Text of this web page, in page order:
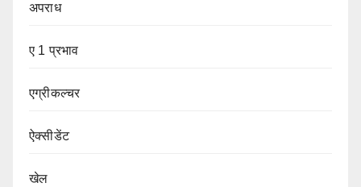
अपराध
ए 1 प्रभाव
एग्रीकल्चर
ऐक्सीडेंट
खेल